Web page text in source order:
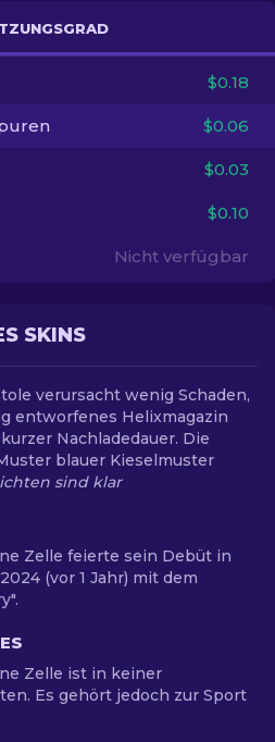
DE
$0.18
$0.06
$0.03
$0.10
Nicht verfügbar
SKINS
verursacht wenig Schaden,
entworfenes Helixmagazin
Nachladedauer. Die
blauer Kieselmuster
sind klar
Zelle feierte sein Debüt in
(vor 1 Jahr) mit dem
Zelle ist in keiner
Es gehört jedoch zur Sport